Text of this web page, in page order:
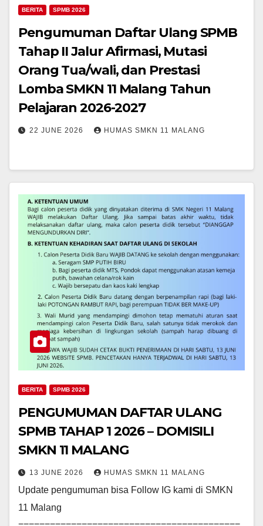
BERITA SPMB 2026
Pengumuman Daftar Ulang SPMB
Tahap II Jalur Afirmasi, Mutasi
Orang Tua/wali, dan Prestasi
Lomba SMKN 11 Malang Tahun
Pelajaran 2026-2027
22 JUNE 2026 HUMAS SMKN 11 MALANG
BERITA SPMB 2026
PENGUMUMAN DAFTAR ULANG
SPMB TAHAP 1 2026 – DOMISILI
SMKN 11 MALANG
13 JUNE 2026 HUMAS SMKN 11 MALANG
Update pengumuman bisa Follow IG kami di SMKN
11 Malang